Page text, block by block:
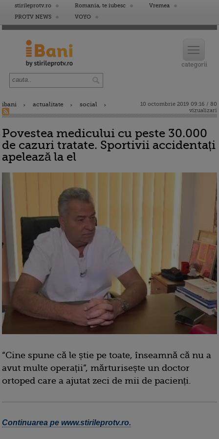
stirileprotv.ro Romania, te iubesc
Vremea
PROTV NEWS
VOYO
ibani actualitate social
10 octombrie 2019 09:16 / 80
vizualizari
Povestea medicului cu peste 30.000
de cazuri tratate. Sportivii accidentați
apelează la el
“Cine spune că le știe pe toate, înseamnă că nu a
avut multe operații”, mărturisește un doctor
ortoped care a ajutat zeci de mii de pacienți.
Continuarea pe www.stirileprotv.ro.